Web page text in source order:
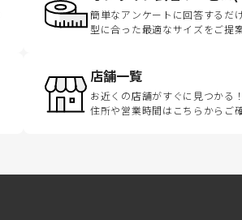
簡単なアンケートに回答するだ
型に合った最適なサイズをご提案
店舗一覧
お近くの店舗がすぐに見つかる！
住所や営業時間はこちらからご